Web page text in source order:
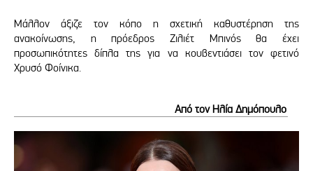
Μάλλον άξιζε τον κόπο η σχετική καθυστέρηση της
ανακοίνωσης, η πρόεδρος Ζιλιέτ Μπινός θα έχει
προσωπικότητες δίπλα της για να κουβεντιάσει τον φετινό
Χρυσό Φοίνικα.
Από τον Ηλία Δημόπουλο